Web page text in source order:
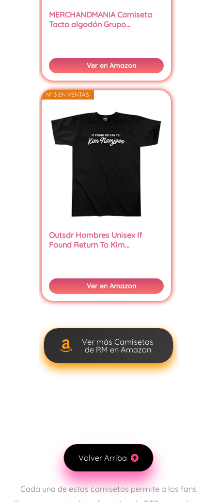
MERCHANDMANIA Camiseta
Tacto algodón Grupo…
Ver en Amazon
Nº 3 EN VENTAS
Outsdr Hombres Unisex If
Found Return To Kim…
Ver en Amazon
Ver más Camisetas
de RM en Amazon
Volver Arriba
Cada una de estas camisetas permite a los fans